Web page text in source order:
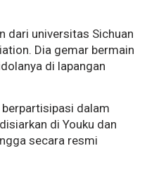
dari universitas Sichuan
Dia gemar bermain
di lapangan
berpartisipasi dalam
di Youku dan
secara resmi